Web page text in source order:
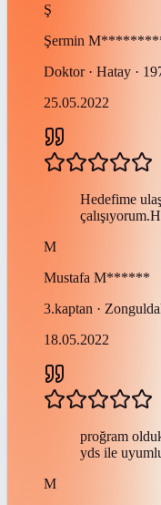
Ş
Şermin
Doktor · Hatay ·
25.05.2022
Hedefime
M
Mustafa M******
3.kaptan ·
18.05.2022
proğram
yds ile
M